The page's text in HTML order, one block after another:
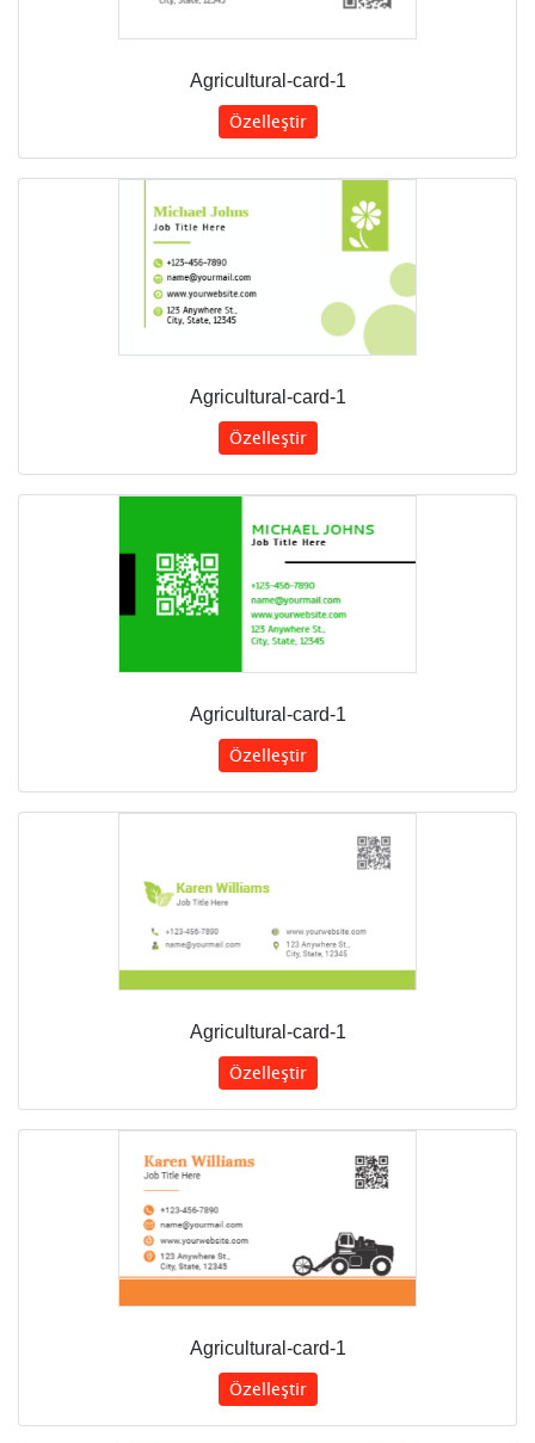
Agricultural-card-1
Özelleştir
Agricultural-card-1
Özelleştir
Agricultural-card-1
Özelleştir
Agricultural-card-1
Özelleştir
Agricultural-card-1
Özelleştir